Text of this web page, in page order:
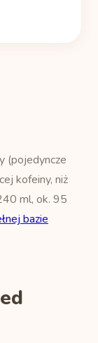
(pojedyncze
kofeiny, niż
ml, ok. 95
bazie